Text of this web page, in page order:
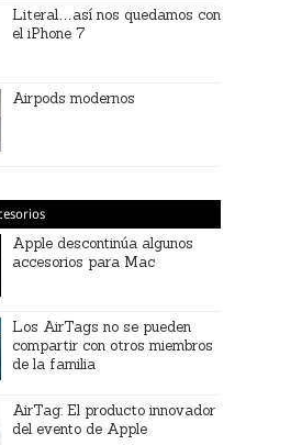
Literal…así nos quedamos con
el iPhone 7
Airpods modernos
Apple descontinúa algunos
accesorios para Mac
Los AirTags no se pueden
compartir con otros miembros
de la familia
AirTag: El producto innovador
del evento de Apple